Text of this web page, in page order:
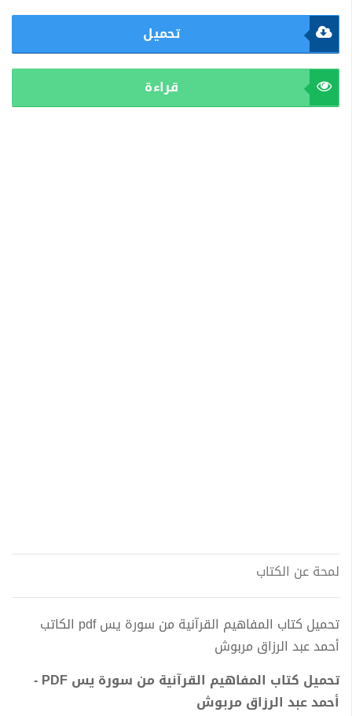
تحميل
قراءة
لمحة عن الكتاب
تحميل كتاب المفاهيم القرآنية من سورة يس pdf الكاتب
أحمد عبد الرزاق مربوش
تحميل كتاب المفاهيم القرآنية من سورة يس PDF -
أحمد عبد الرزاق مربوش